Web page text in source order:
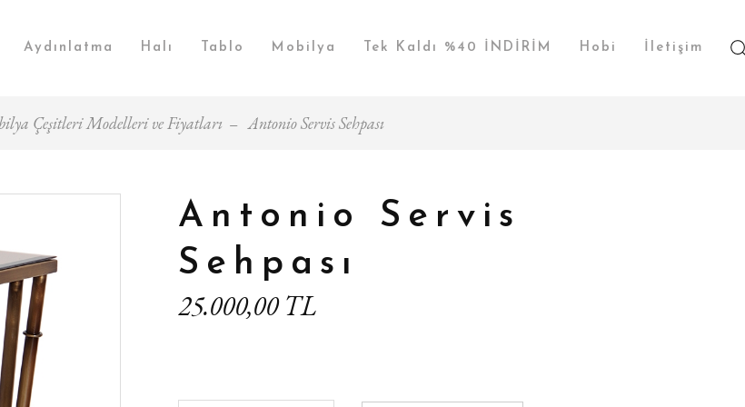
Aydınlatma Halı Tablo Mobilya Tek Kaldı %40 İNDİRİM Hobi İletişim
Çeşitleri Modelleri ve Fiyatları Antonio Servis Sehpası
Antonio Servis
Sehpası
25.000,00 TL